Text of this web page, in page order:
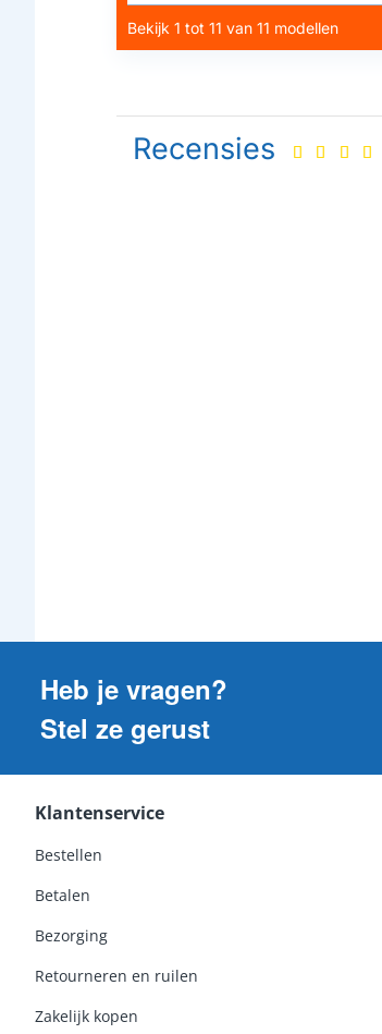
Bekijk 1 tot 11 van 11 modellen
Recensies
Heb je vragen?
Stel ze gerust
Klantenservice
Bestellen
Betalen
Bezorging
Retourneren en ruilen
Zakelijk kopen